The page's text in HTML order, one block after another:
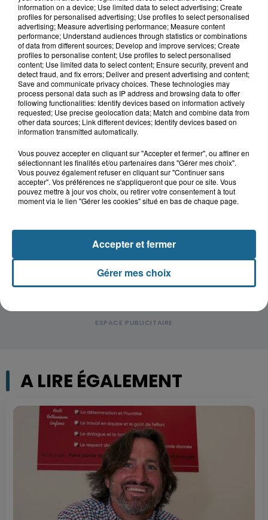
Saint-Omer : un enfant gravement brûlé
après l'explosion d'un jouet...
Hazebrouck : victime d'un accident,
Lucas s'en est allé brutalement...
Valérie, 46 ans, portée disparue
depuis mardi à Dunkerque, sa...
Disparition inquiétante à Cappelle-
la-Grande : Michael, 41 ans...
A LIRE ÉGALEMENT
information on a device; Use limited data to select advertising; Create
profiles for personalised advertising; Use profiles to select personalised
advertising; Measure advertising performance; Measure content
performance; Understand audiences through statistics or combinations
of data from different sources; Develop and improve services; Create
profiles to personalise content; Use profiles to select personalised
content; Use limited data to select content; Ensure security, prevent and
detect fraud, and fix errors; Deliver and present advertising and content;
Save and communicate privacy choices. These technologies may
process personal data such as IP address and browsing data to offer
following functionalities: Identify devices based on information actively
requested; Use precise geolocation data; Match and combine data from
other data sources; Link different devices; Identify devices based on
information transmitted automatically.
Vous pouvez accepter en cliquant sur "Accepter et fermer", ou affiner en
sélectionnant les finalités et/ou partenaires dans "Gérer mes choix".
Vous pouvez également refuser en cliquant sur "Continuer sans
accepter". Vos préférences ne s'appliqueront que pour ce site. Vous
pouvez mettre à jour vos choix, ou retirer votre consentement à tout
moment via le lien "Gérer les cookies" situé en bas de chaque page.
Gérer mes choix
Accepter et fermer